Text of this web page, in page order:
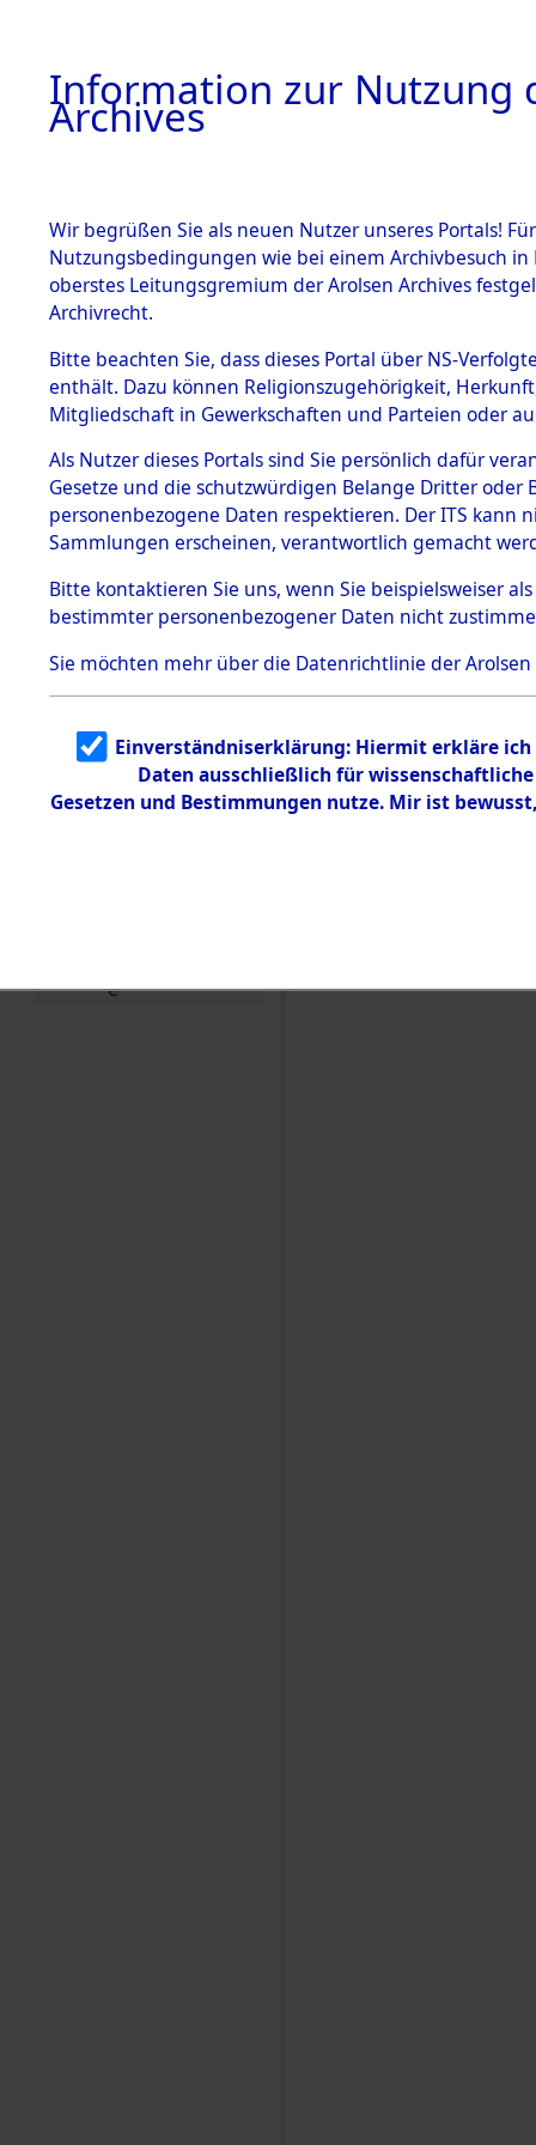
BESTÄNDE
1.
mente
5. Verschiedenes
5.3
Todesmärsche
5.3.1 Alliierte
Erhebungen
zu
Todesmärsch
en
5.3.2
Identifizierun
g
5.3.3
Todesmärsch
e
0080
Information zur Nutzung
Archives
Wir begrüßen Sie als neuen Nutzer unseres Portals!
Nutzungsbedingungen wie bei einem Archivbesuch
oberstes Leitungsgremium der Arolsen Archives
Archivrecht.
Bitte beachten Sie, dass dieses Portal über NS-
enthält. Dazu können Religionszugehörigkeit,
Mitgliedschaft in Gewerkschaften und Parteien oder
Als Nutzer dieses Portals sind Sie persönlich dafür
Gesetze und die schutzwürdigen Belange Dritter
personenbezogene Daten respektieren. Der ITS
Sammlungen erscheinen, verantwortlich gemacht
Bitte kontaktieren Sie uns, wenn Sie beispielsweiser
bestimmter personenbezogener Daten nicht
Sie möchten mehr über die Datenrichtlinie der Arolsen
Einverständniserklärung: Hiermit erkläre
Daten ausschließlich für
Gesetzen und Bestimmungen nutze. Mir ist